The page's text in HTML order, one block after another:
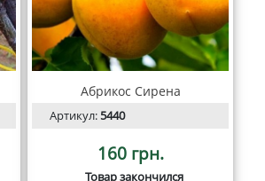
Абрикос Сирена
Артикул:5440
160 грн.
Товар закончился